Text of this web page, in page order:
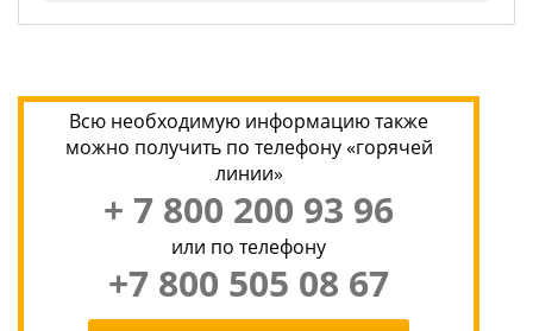
Всю необходимую информацию также
можно получить по телефону «горячей
линии»
+ 7 800 200 93 96
или по телефону
+7 800 505 08 67